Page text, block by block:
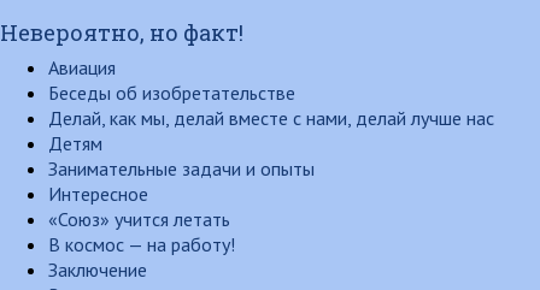
Невероятно, но факт!
Авиация
Беседы об изобретательстве
Делай, как мы, делай вместе с нами, делай лучше нас
Детям
Занимательные задачи и опыты
Интересное
«Союз» учится летать
В космос — на работу!
Заключение